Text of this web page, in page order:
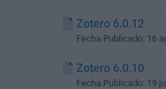
Zotero 6.0.12
Fecha Publicado: 16
Zotero 6.0.10
Fecha Publicado: 19